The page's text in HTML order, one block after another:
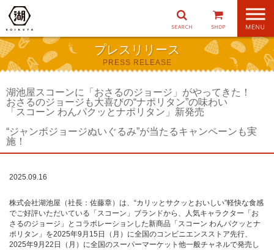
ナ
ゲ
ー
シ
ョ
プレスリリース
PRESS RELEASE
湖池屋スコーンに「おさるのジョージ」がやってきた！
おさるのジョージも大喜びの“ナポリタン”の味わい
「スコーン わんパクッとナポリタン」新発売
“ジャンボジョージぬいぐるみ”が当たるキャンペーンも実
施！
2025.09.16
株式会社湖池屋（社長：佐藤章）は、“カリッとサクッとおいしい”軽快な食感
でご好評いただいている「スコーン」ブランドから、人気キャラクター「お
さるのジョージ」とコラボレーションした新商品「スコーン わんパクッとナ
ポリタン」を2025年9月15日（月）に全国のコンビニエンスストア先行、
2025年9月22日（月）に全国のスーパーマーケット他一般チャネルで発売し